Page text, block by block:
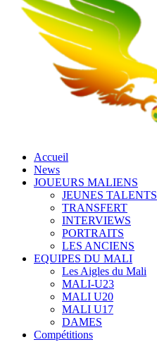
Accueil
News
JOUEURS MALIENS
JEUNES TALENTS
TRANSFERT
INTERVIEWS
PORTRAITS
LES ANCIENS
EQUIPES DU MALI
Les Aigles du Mali
MALI-U23
MALI U20
MALI U17
DAMES
Compétitions